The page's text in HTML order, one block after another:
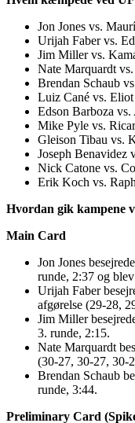
Jon Jones vs.
Urijah Faber vs.
Jim Miller vs.
Nate Marquardt
Brendan Schaub
Luiz Cané vs.
Edson Barboza
Mike Pyle vs.
Gleison Tibau vs.
Joseph Benavidez
Nick Catone vs.
Erik Koch vs.
Hvordan gik kampene
Main Card
Jon Jones
runde, 2:37 og
Urijah Faber
afgørelse (29-28,
Jim Miller
3. runde, 2:15.
Nate Marquardt
(30-27, 30-27, 30-
Brendan Schaub
runde, 3:44.
Preliminary Card